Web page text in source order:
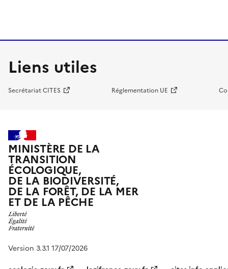
Liens utiles
Secrétariat CITES Réglementation UE
MINISTÈRE DE LA
TRANSITION
ÉCOLOGIQUE,
DE LA BIODIVERSITÉ,
DE LA FORÊT, DE LA MER
ET DE LA PÊCHE
Version 3.3.1 17/07/2026